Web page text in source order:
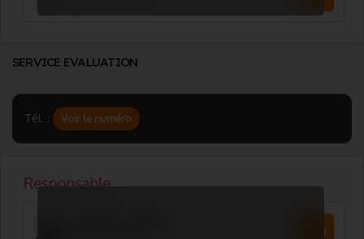
SERVICE EVALUATION
Tél. : Voir le numéro